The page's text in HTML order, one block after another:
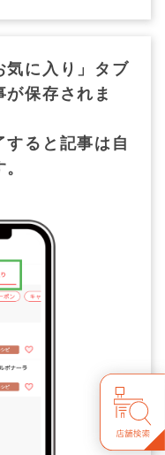
気に入り」タブ
が保存されま
ると記事は自